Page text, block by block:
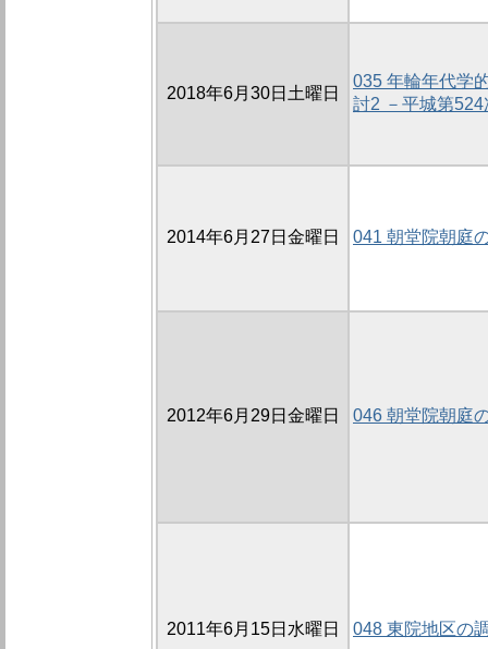
2018年6月30日土曜日
035 年輪年代学
討2 －平城第
2014年6月27日金曜日 041 朝堂院朝庭
2012年6月29日金曜日 046 朝堂院朝庭
2011年6月15日水曜日 048 東院地区の